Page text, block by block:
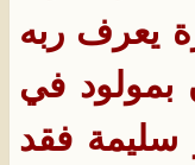
يعرف ربه
بمولود في
سليمة فقد